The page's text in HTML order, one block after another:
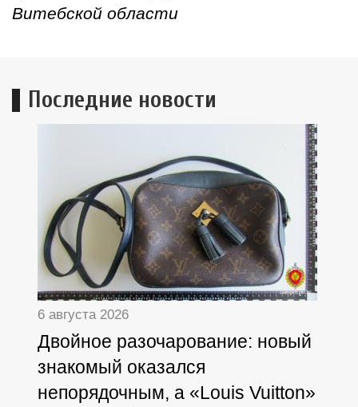
Витебской области
Последние новости
6 августа 2026
Двойное разочарование: новый
знакомый оказался
непорядочным, а «Louis Vuitton»